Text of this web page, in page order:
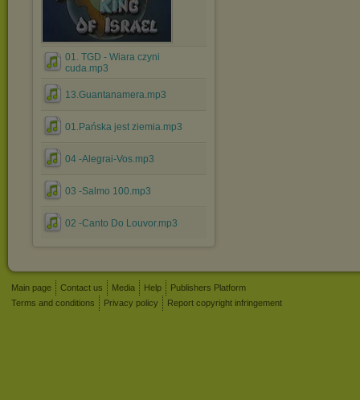
01. TGD - Wiara czyni
cuda.mp3
13.Guantanamera.mp3
01.Pańska jest ziemia.mp3
04 -Alegrai-Vos.mp3
03 -Salmo 100.mp3
02 -Canto Do Louvor.mp3
Main page Contact us Media Help
Publishers Platform
Terms and conditions
Privacy policy Report copyright infringement